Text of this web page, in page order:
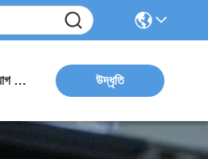
আমাদের সাথে যোগাযোগ করুন উদ্ধৃতি